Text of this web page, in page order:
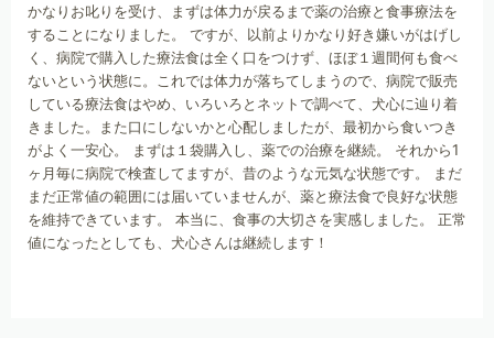
かなりお叱りを受け、まずは体力が戻るまで薬の治療と食事療法を
することになりました。 ですが、以前よりかなり好き嫌いがはげし
く、病院で購入した療法食は全く口をつけず、ほぼ１週間何も食べ
ないという状態に。これでは体力が落ちてしまうので、病院で販売
している療法食はやめ、いろいろとネットで調べて、犬心に辿り着
きました。また口にしないかと心配しましたが、最初から食いつき
がよく一安心。 まずは１袋購入し、薬での治療を継続。 それから1
ヶ月毎に病院で検査してますが、昔のような元気な状態です。 まだ
まだ正常値の範囲には届いていませんが、薬と療法食で良好な状態
を維持できています。 本当に、食事の大切さを実感しました。 正常
値になったとしても、犬心さんは継続します！